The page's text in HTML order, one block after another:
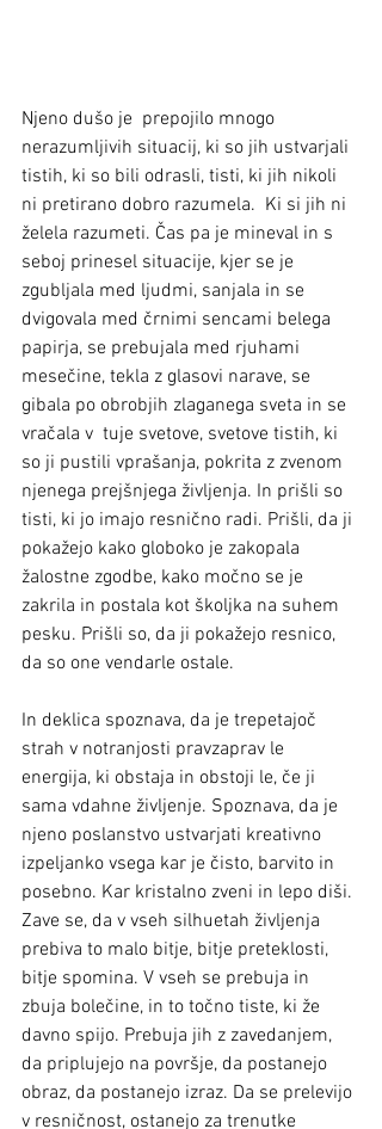
Njeno dušo je  prepojilo mnogo
nerazumljivih situacij, ki so jih ustvarjali
tistih, ki so bili odrasli, tisti, ki jih nikoli
ni pretirano dobro razumela.  Ki si jih ni
želela razumeti. Čas pa je mineval in s
seboj prinesel situacije, kjer se je
zgubljala med ljudmi, sanjala in se
dvigovala med črnimi sencami belega
papirja, se prebujala med rjuhami
mesečine, tekla z glasovi narave, se
gibala po obrobjih zlaganega sveta in se
vračala v  tuje svetove, svetove tistih, ki
so ji pustili vprašanja, pokrita z zvenom
njenega prejšnjega življenja. In prišli so
tisti, ki jo imajo resnično radi. Prišli, da ji
pokažejo kako globoko je zakopala
žalostne zgodbe, kako močno se je
zakrila in postala kot školjka na suhem
pesku. Prišli so, da ji pokažejo resnico,
da so one vendarle ostale.
In deklica spoznava, da je trepetajoč
strah v notranjosti pravzaprav le
energija, ki obstaja in obstoji le, če ji
sama vdahne življenje. Spoznava, da je
njeno poslanstvo ustvarjati kreativno
izpeljanko vsega kar je čisto, barvito in
posebno. Kar kristalno zveni in lepo diši.
Zave se, da v vseh silhuetah življenja
prebiva to malo bitje, bitje preteklosti,
bitje spomina. V vseh se prebuja in
zbuja bolečine, in to točno tiste, ki že
davno spijo. Prebuja jih z zavedanjem,
da priplujejo na površje, da postanejo
obraz, da postanejo izraz. Da se prelevijo
v resničnost, ostanejo za trenutke